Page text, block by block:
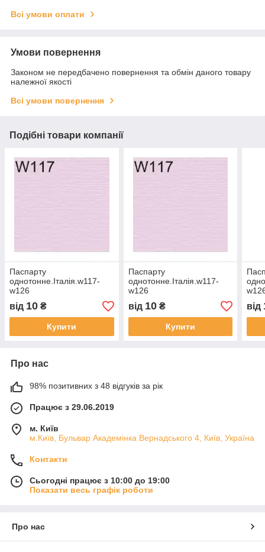
Всі умови оплати
Умови повернення
Законом не передбачено повернення та обмін даного товару
належної якості
Всі умови повернення
Подібні товари компанії
Паспарту
однотонне.Італія.w117-
w126
від 10 ₴
Купити
Паспарту
однотонне.Італія.w117-
w126
від 10₴
Купити
від
Про нас
98% позитивних з 48 відгуків за рік
Працює з 29.06.2019
м. Київ
м.Київ, Бульвар Академінка Вернадського 4, Київ, Україна
Контакти
Сьогодні працює з 10:00 до 19:00
Показати весь графік роботи
Про нас